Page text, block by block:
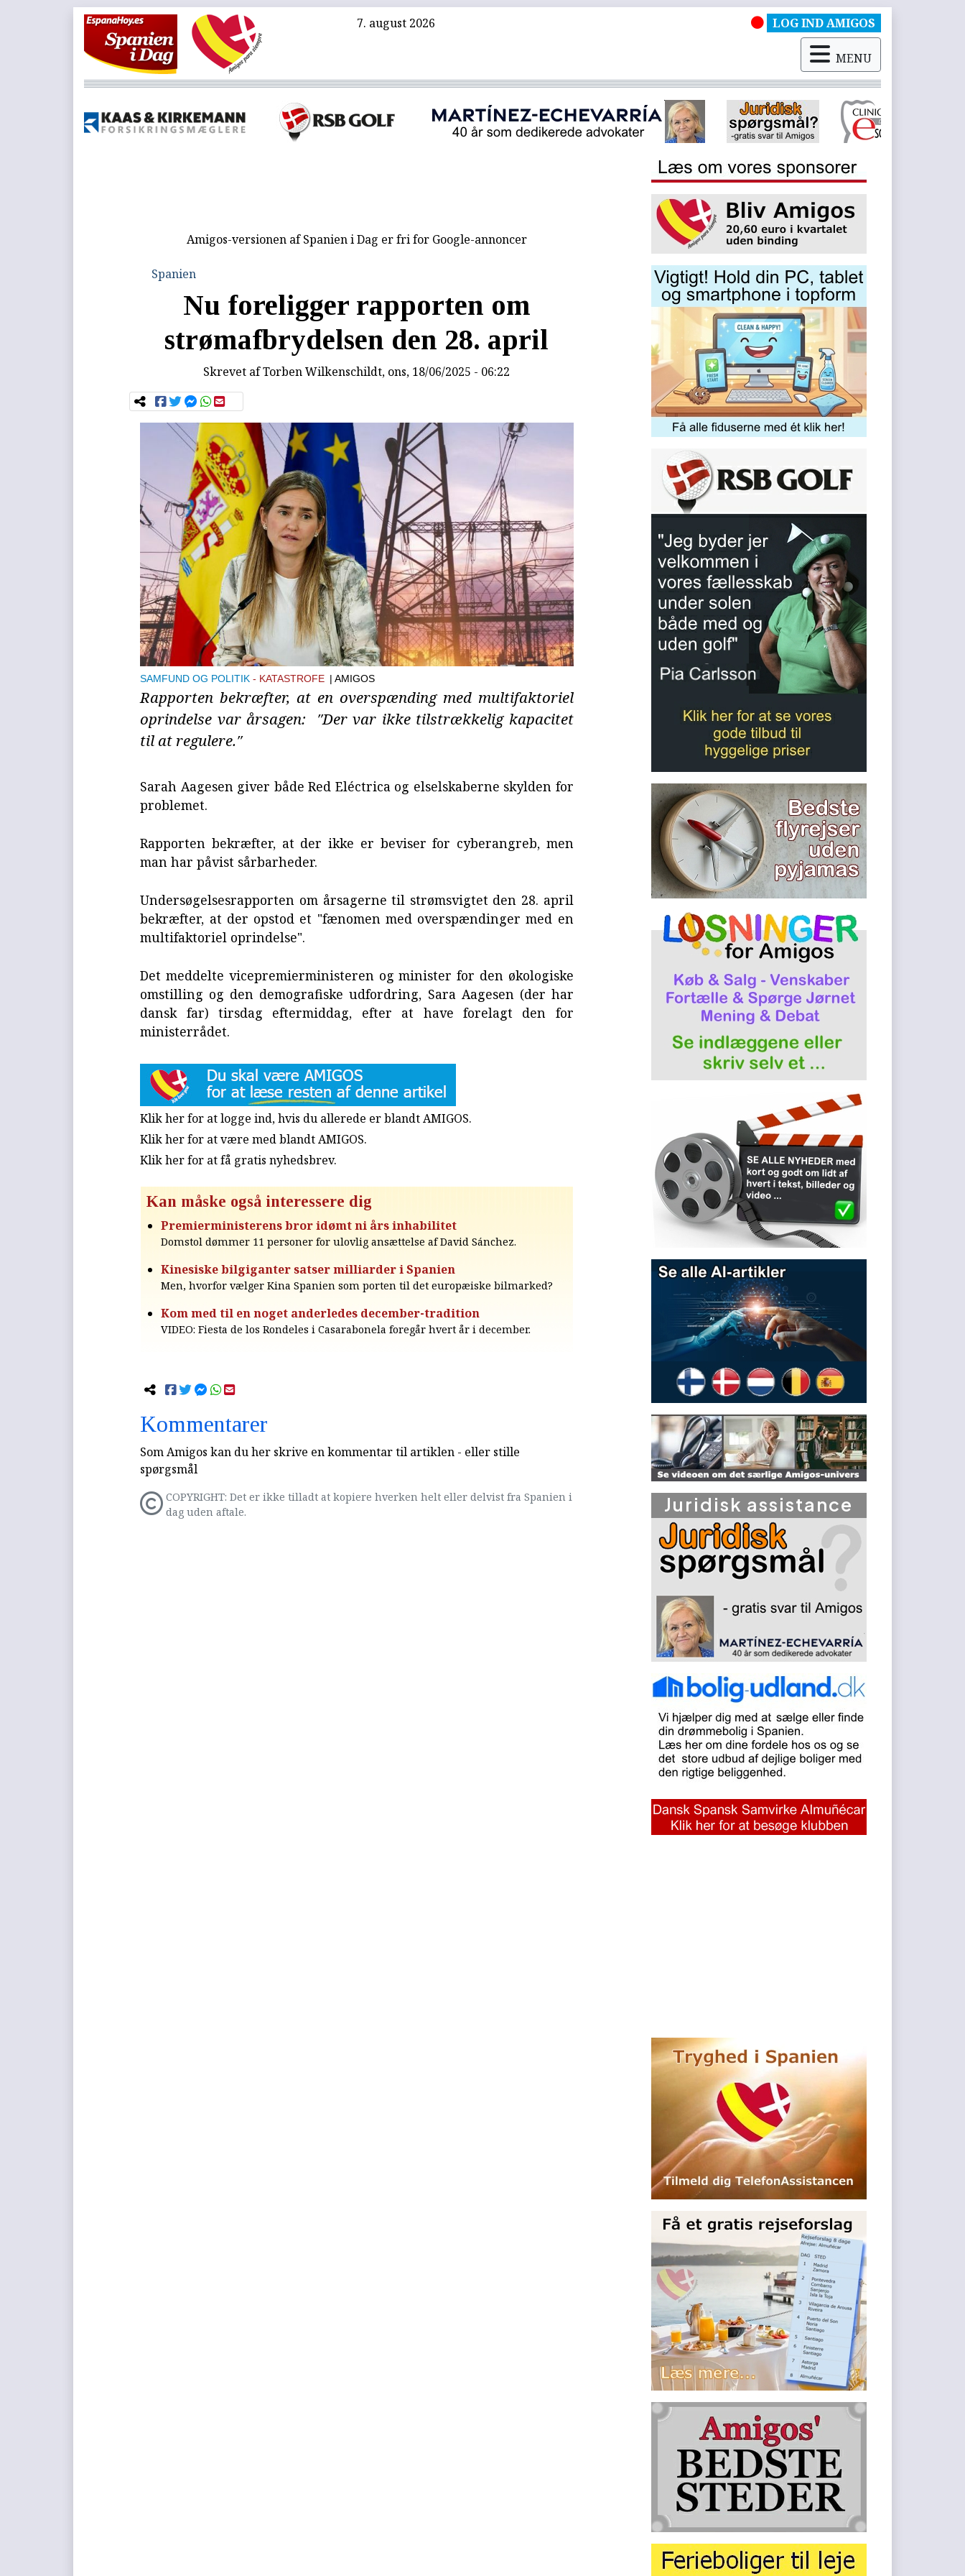
7. august 2026 LOG IND AMIGOS
MENU
Amigos-versionen af Spanien i Dag er fri for Google-annoncer
Spanien
Nu foreligger rapporten om
strømafbrydelsen den 28. april
Skrevet afTorben Wilkenschildt, ons, 18/06/2025 - 06:22
SAMFUND OG POLITIK KATASTROFE | AMIGOS
Rapporten bekræfter, at en overspænding med multifaktoriel
oprindelse var årsagen: ″Der var ikke tilstrækkelig kapacitet
til at regulere.″
Sarah Aagesen giver både Red Eléctrica og elselskaberne skylden for
problemet.
Rapporten bekræfter, at der ikke er beviser for cyberangreb, men
man har påvist sårbarheder.
Undersøgelsesrapporten om årsagerne til strømsvigtet den 28. april
bekræfter, at der opstod et "fænomen med overspændinger med en
multifaktoriel oprindelse".
Det meddelte vicepremierministeren og minister for den økologiske
omstilling og den demografiske udfordring, Sara Aagesen (der har
dansk far) tirsdag eftermiddag, efter at have forelagt den for
ministerrådet.
Klik her for at logge ind, hvis du allerede er blandt AMIGOS.
Klik her for at være med blandt AMIGOS.
Klik her for at få gratis nyhedsbrev.
Kan måske også interessere dig
Premierministerens bror idømt ni års inhabilitet
Domstol dømmer 11 personer for ulovlig ansættelse af David Sánchez.
Kinesiske bilgiganter satser milliarder i Spanien
Men, hvorfor vælger Kina Spanien som porten til det europæiske bilmarked?
Kom med til en noget anderledes december-tradition
VIDEO: Fiesta de los Rondeles i Casarabonela foregår hvert år i december.
Kommentarer
Som Amigos kan du her skrive en kommentar til artiklen - eller stille
spørgsmål
COPYRIGHT: Det er ikke tilladt at kopiere hverken helt eller delvist fra Spanien i
dag uden aftale.